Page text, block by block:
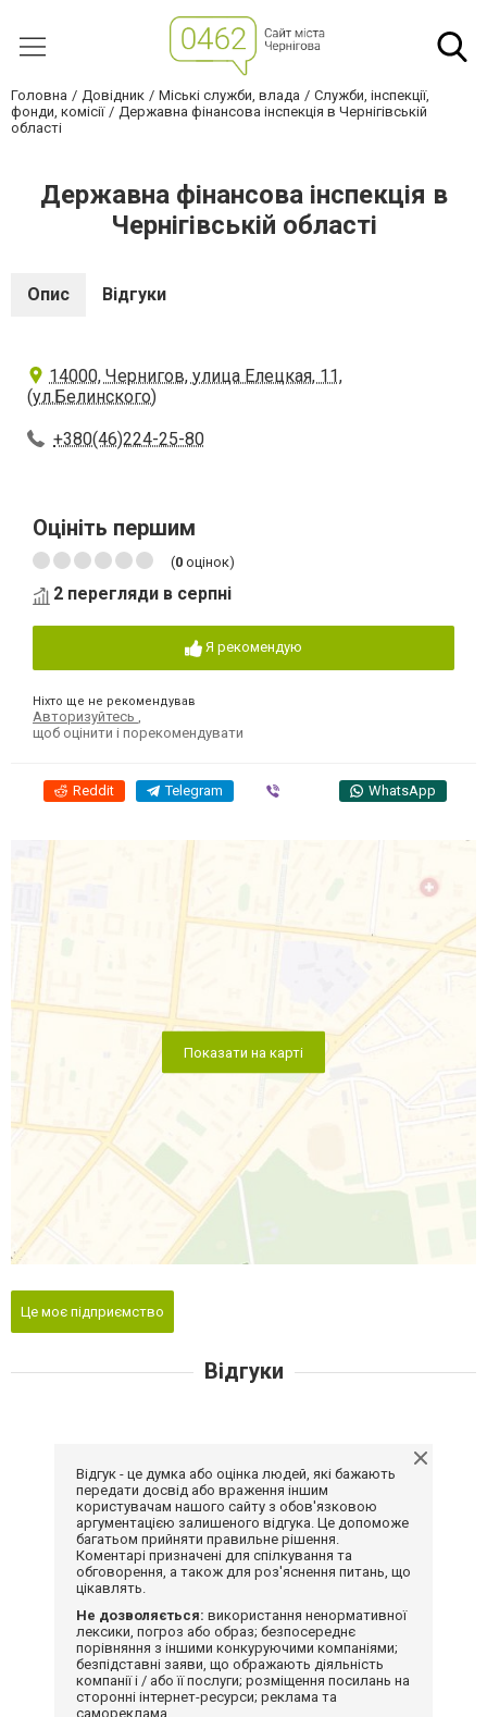
Головна Довідник Міські служби, влада
Служби, інспекції,
фонди, комісії
Державна фінансова інспекція в Чернігівській
області
Державна фінансова інспекція в
Чернігівській області
Опис Відгуки
14000, Чернигов, улица Елецкая, 11,
(ул.Белинского)
+380(46)224-25-80
Оцініть першим
(0 оцінок)
2 перегляди в серпні
Я рекомендую
Ніхто ще не рекомендував
Авторизуйтесь
щоб оцінити і порекомендувати
Reddit Telegram WhatsApp
Показати на карті
Це моє підприємство
Відгуки
Відгук - це думка або оцінка людей, які бажають
передати досвід або враження іншим
користувачам нашого сайту з обов'язковою
аргументацією залишеного відгука. Це допоможе
багатьом прийняти правильне рішення.
Коментарі призначені для спілкування та
обговорення, а також для роз'яснення питань, що
цікавлять.
Не дозволяється: використання ненормативної
лексики, погроз або образ; безпосереднє
порівняння з іншими конкуруючими компаніями;
безпідставні заяви, що ображають діяльність
компанії і / або її послуги; розміщення посилань на
сторонні інтернет-ресурси; реклама та
самореклама.